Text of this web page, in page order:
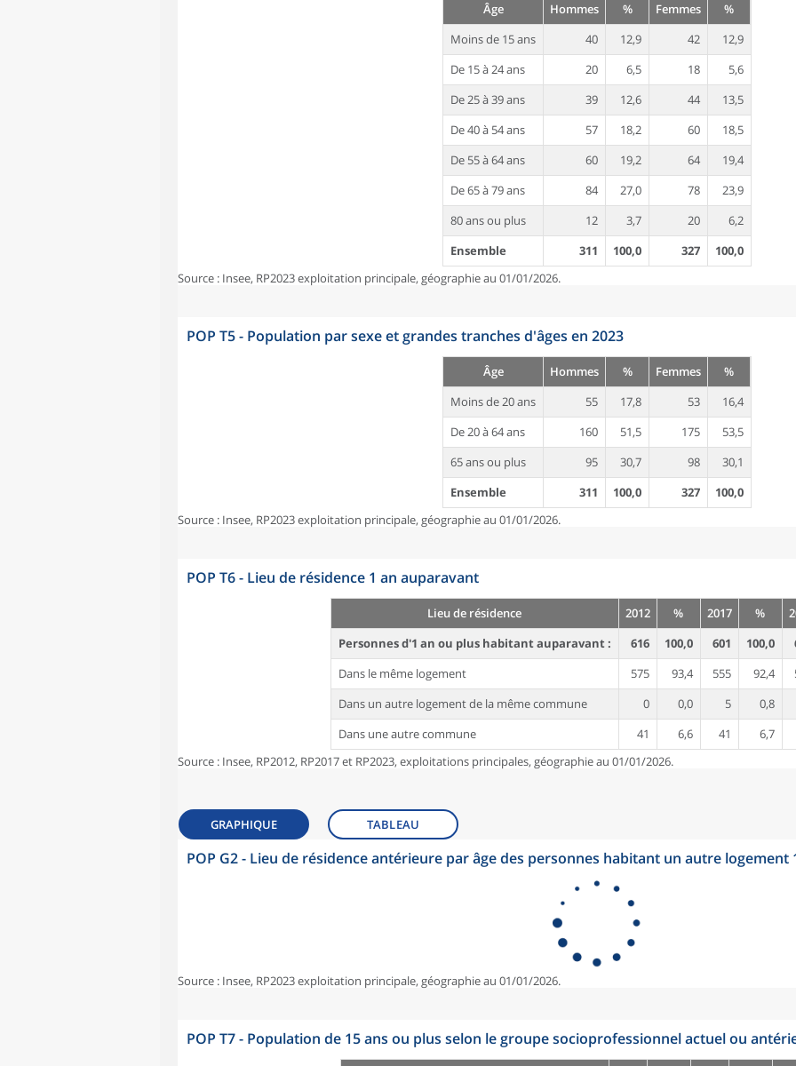
Âge Hommes % Femmes
%
Moins de 15 ans
40 12,9 42
12,9
De 15 à 24 ans
20 6,5 18
5,6
De 25 à 39 ans
39 12,6 44
13,5
De 40 à 54 ans
57 18,2 60
18,5
De 55 à 64 ans
60 19,2 64
19,4
De 65 à 79 ans
84 27,0 78
23,9
80 ans ou plus
12 3,7 20
6,2
Ensemble
311 100,0 327
100,0
Source : Insee, RP2023 exploitation principale, géographie au 01/01/2026.
POP T5 - Population par sexe et grandes tranches d'âges en 2023
Âge Hommes % Femmes
%
Moins de 20 ans
55 17,8 53
16,4
De 20 à 64 ans
160 51,5 175
53,5
65 ans ou plus
95 30,7 98
30,1
Ensemble
311 100,0 327
100,0
Source : Insee, RP2023 exploitation principale, géographie au 01/01/2026.
POP T6 - Lieu de résidence 1 an auparavant
Lieu de résidence 2012 % 2017 %
Personnes d'1 an ou plus habitant auparavant :
616 100,0 601 100,0
Dans le même logement
575 93,4 555 92,4
Dans un autre logement de la même commune
0 0,0 5
0,8
Dans une autre commune
41 6,6 41
6,7
Source : Insee, RP2012, RP2017 et RP2023, exploitations principales, géographie au 01/01/2026.
GRAPHIQUE TABLEAU
POP G2 - Lieu de résidence antérieure par âge des personnes habitant un autre logement
Source : Insee, RP2023 exploitation principale, géographie au 01/01/2026.
POP T7 - Population de 15 ans ou plus selon le groupe socioprofessionnel actuel ou